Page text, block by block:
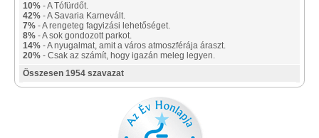
10% - A Tófürdőt.
42% - A Savaria Karnevált.
7% - A rengeteg fagyizási lehetőséget.
8% - A sok gondozott parkot.
14% - A nyugalmat, amit a város atmoszférája áraszt.
20% - Csak az számít, hogy igazán meleg legyen.
Összesen 1954 szavazat